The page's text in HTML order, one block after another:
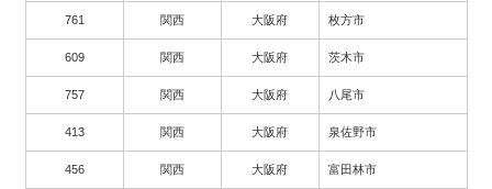
761 関西 大阪府 枚方市
609 関西 大阪府 茨木市
757 関西 大阪府 八尾市
413 関西 大阪府 泉佐野市
456 関西 大阪府 富田林市